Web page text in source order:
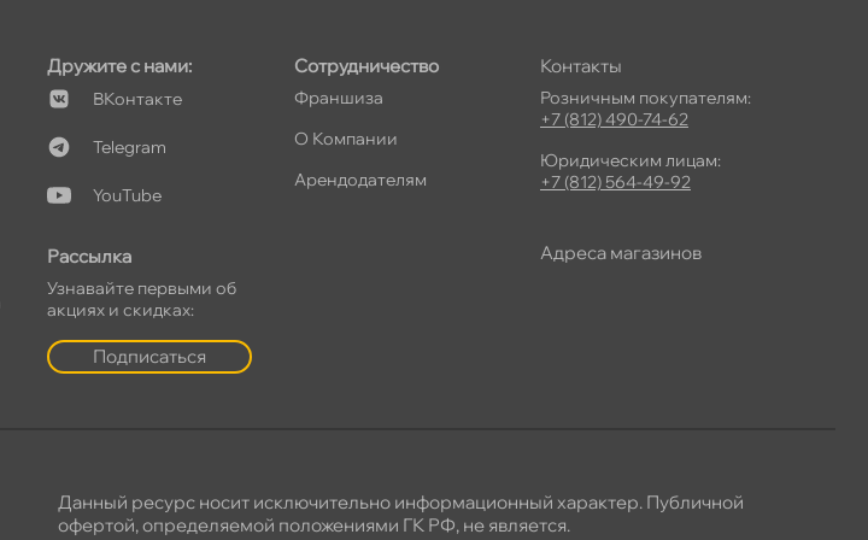
Дружите с нами:
Контакте
Telegram
YouTube
Рассылка
Узнавайте первыми о
акциях и скидках:
Подписаться
Сотрудничество
Франшиза
О Компании
Арендодателям
Контакты
Розничным покупателям:
+7 (812) 490-74-62
Юридическим лицам:
+7 (812) 564-49-92
Адреса магазино
Данный ресурс носит исключительно информационный характер. Публичной
офертой, определяемой положениями ГК РФ, не является.